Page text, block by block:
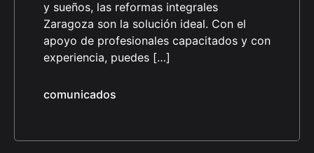
y sueños, las reformas integrales
Zaragoza son la solución ideal. Con el
apoyo de profesionales capacitados y con
experiencia, puedes […]
comunicados